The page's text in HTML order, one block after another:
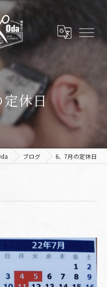
休日
ブログ 6、7月の定休日